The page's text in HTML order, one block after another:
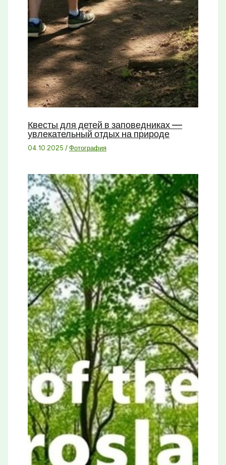
Квесты для детей в заповедниках —
увлекательный отдых на природе
04.10.2025/Фотография